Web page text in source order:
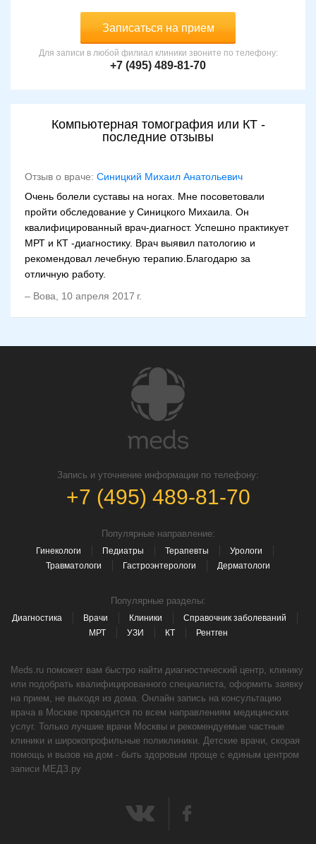
Записаться на прием
Для записи в любой филиал клиники звоните по телефону:
+7 (495) 489-81-70
Компьютерная томография или КТ -
последние отзывы
Отзыв о враче: Синицкий Михаил Анатольевич
Очень болели суставы на ногах. Мне посоветовали
пройти обследование у Синицкого Михаила. Он
квалифицированный врач-диагност. Успешно практикует
МРТ и КТ -диагностику. Врач выявил патологию и
рекомендовал лечебную терапию.Благодарю за
отличную работу.
– Вова, 10 апреля 2017 г.
Запись и уточнение информации по телефону:
+7 (495) 489-81-70
Популярные направление:
Гинекологи Педиатры Терапевты
Урологи
Травматологи
Гастроэнтерологи Дерматологи
Популярные разделы:
Диагностика Врачи Клиники
Справочник заболеваний
МРТ
УЗИ КТ Рентген
Meds.ru поможет вам быстро найти диагностический центр, клинику
или подобрать квалифицированного специалиста, оформить заявку
на прием, не выходя из дома. Онлайн запись на консультацию
врача в Москве проводится по всем направлениям медицинских
услуг. Только лучшие врачи Москвы и рекомендуемые частные
клиники и широкопрофильные поликлиники. Детские врачи, скорая
помощь и вызов на дом - быть здоровым проще с единым центром
записи МЕДЗ.ру